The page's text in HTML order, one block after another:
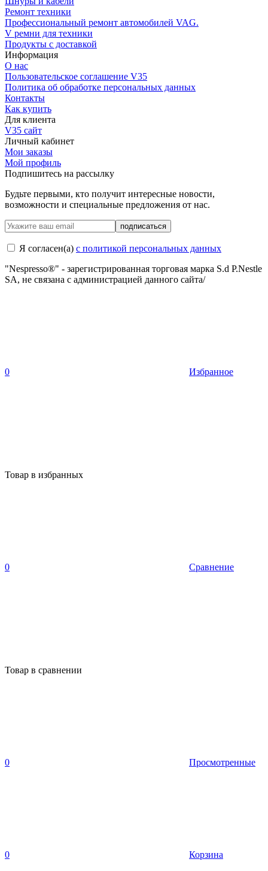
Ремонт техники
Профессиональный ремонт автомобилей VAG.
V ремни для техники
Продукты с доставкой
Информация
О нас
Пользовательское соглашение V35
Политика об обработке персональных данных
Контакты
Как купить
Для клиента
V35 сайт
Личный кабинет
Мои заказы
Мой профиль
Подпишитесь на рассылку
Будьте первыми, кто получит интересные новости,
возможности и специальные предложения от нас.
подписаться
Я согласен(a) с политикой персональных данных
"Nespresso®" - зарегистрированная торговая марка S.d P.Nestle
SA, не связана с администрацией данного сайта/
0 Избранное
Товар в избранных
0 Сравнение
Товар в сравнении
0 Просмотренные
0 Корзина